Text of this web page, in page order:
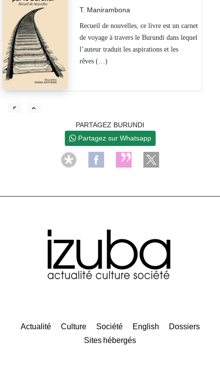
T. Manirambona
Recueil de nouvelles, ce livre est un carnet
de voyage à travers le Burundi dans lequel
l’auteur traduit les aspirations et les
rêves (…)
PARTAGEZ BURUNDI
Partagez sur Whatsapp
Actualité Culture Société English
Dossiers
Sites hébergés